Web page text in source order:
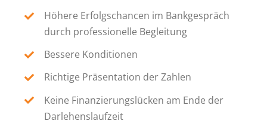
Höhere Erfolgschancen im Bankgespräch
durch professionelle Begleitung
Bessere Konditionen
Richtige Präsentation der Zahlen
Keine Finanzierungslücken am Ende der
Darlehenslaufzeit